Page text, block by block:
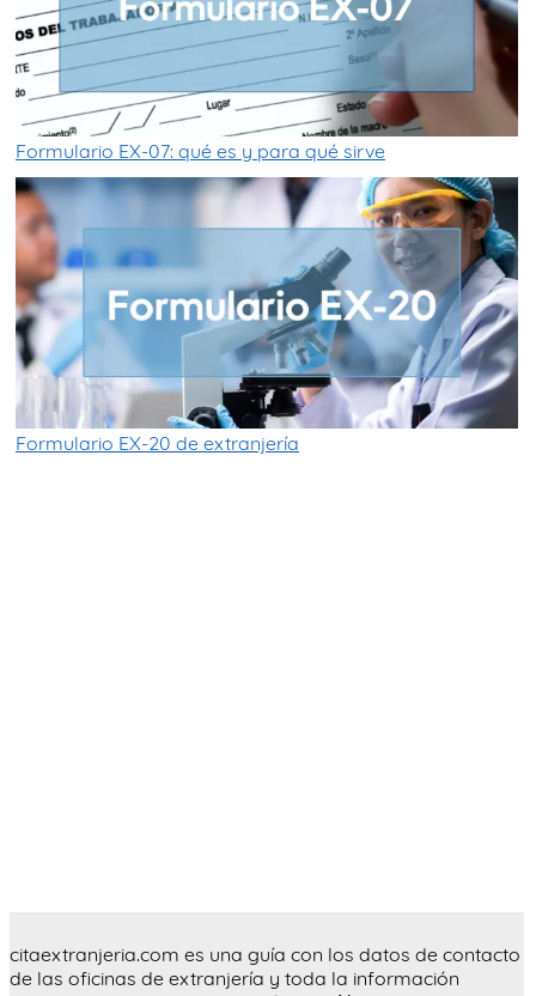
Formulario EX-07: qué es y para qué sirve
Formulario EX-20 de extranjería
citaextranjeria.com es una guía con los datos de contacto
de las oficinas de extranjería y toda la información